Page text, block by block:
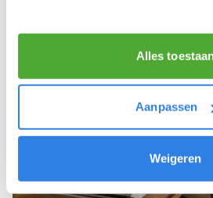
Alles
Aanpassen
Weigeren